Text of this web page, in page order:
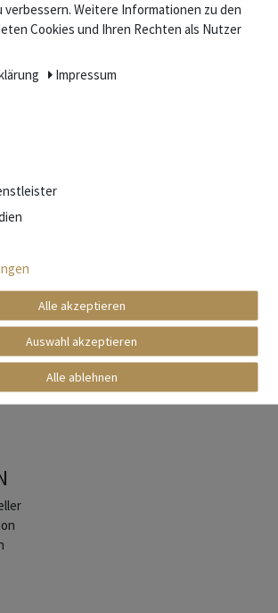
Tranchierbesteck Vorlegebesteck - Griff
verbessern. Weitere Informationen zu den
Cookies und Ihren Rechten als Nutzer
Impressum
Alle akzeptieren
Auswahl akzeptieren
Alle ablehnen